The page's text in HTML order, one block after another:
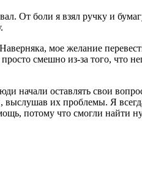
От боли я взял ручку и
мое желание
смешно из-за того, что
начали оставлять свои
выслушав их проблемы. Я
потому что смогли найти